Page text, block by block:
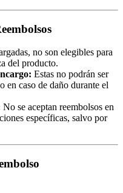
no son elegibles para
del producto.
Estas no podrán ser
en caso de daño durante el
No se aceptan reembolsos en
específicas, salvo por